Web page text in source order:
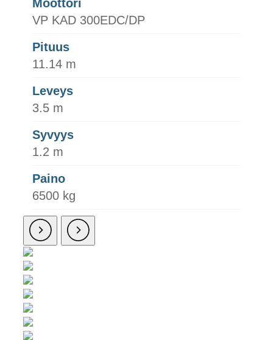
Moottori
VP KAD 300EDC/DP
Pituus
11.14 m
Leveys
3.5 m
Syvyys
1.2 m
Paino
6500 kg